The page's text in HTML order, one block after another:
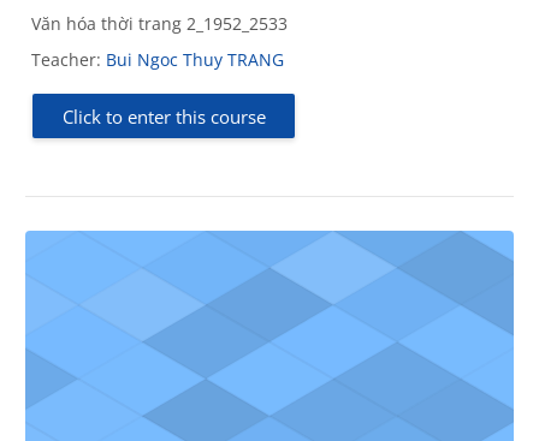
Văn hóa thời trang 2_1952_2533
Teacher: Bui Ngoc Thuy TRANG
Click to enter this course